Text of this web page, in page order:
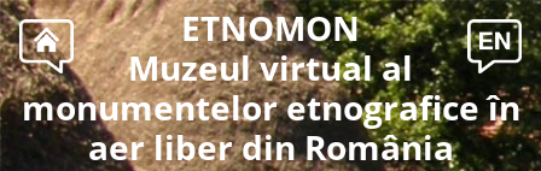
ETNOMON
Muzeul virtual al
monumentelor etnografice în
aer liber din România